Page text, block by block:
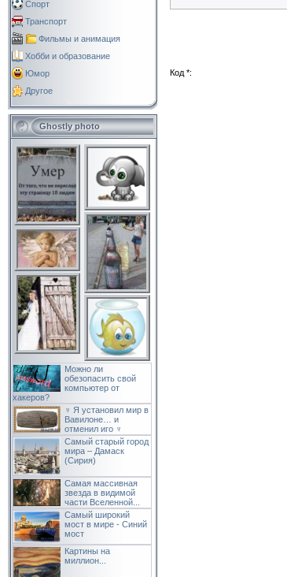
Спорт
Транспорт
Фильмы и анимация
Хобби и образование
Юмор
Другое
Ghostly photo
Можно ли
обезопасить свой
компьютер от
хакеров?
♆ Я установил мир в
Вавилоне… и
отменил иго ♆
Самый старый город
мира – Дамаск
(Сирия)
Самая массивная
звезда в видимой
части Вселенной...
Самый широкий
мост в мире - Синий
мост
Картины на
миллион...
Код *: